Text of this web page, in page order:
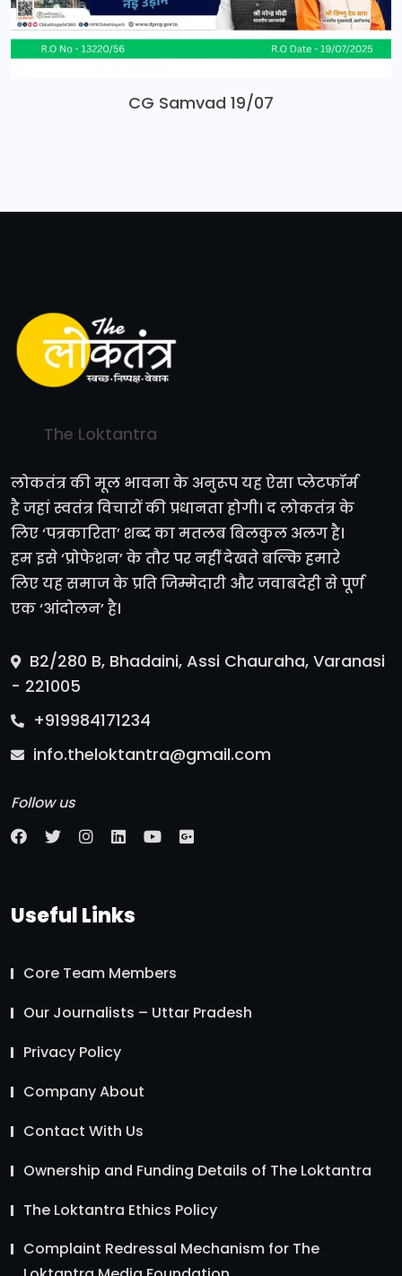
CG Samvad 19/07
The Loktantra
लोकतंत्र की मूल भावना के अनुरूप यह ऐसा प्लेटफॉर्म
है जहां स्वतंत्र विचारों की प्रधानता होगी। द लोकतंत्र के
लिए ‘पत्रकारिता’ शब्द का मतलब बिलकुल अलग है।
हम इसे ‘प्रोफेशन’ के तौर पर नहीं देखते बल्कि हमारे
लिए यह समाज के प्रति जिम्मेदारी और जवाबदेही से पूर्ण
एक ‘आंदोलन’ है।
B2/280 B, Bhadaini, Assi Chauraha, Varanasi
- 221005
+919984171234
info.theloktantra@gmail.com
Follow us
Useful Links
Core Team Members
Our Journalists – Uttar Pradesh
Privacy Policy
Company About
Contact With Us
Ownership and Funding Details of The Loktantra
The Loktantra Ethics Policy
Complaint Redressal Mechanism for The